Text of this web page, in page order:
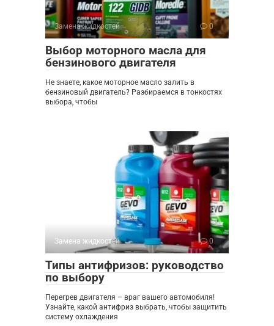
Замена жидкостей 0
Выбор моторного масла для
бензинового двигателя
Не знаете, какое моторное масло залить в
бензиновый двигатель? Разбираемся в тонкостях
выбора, чтобы
Замена жидкостей 0
Типы антифризов: руководство
по выбору
Перегрев двигателя – враг вашего автомобиля!
Узнайте, какой антифриз выбрать, чтобы защитить
систему охлаждения